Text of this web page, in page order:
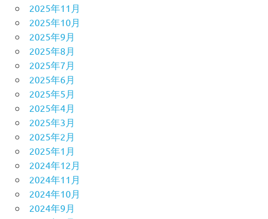
2025年11月
2025年10月
2025年9月
2025年8月
2025年7月
2025年6月
2025年5月
2025年4月
2025年3月
2025年2月
2025年1月
2024年12月
2024年11月
2024年10月
2024年9月